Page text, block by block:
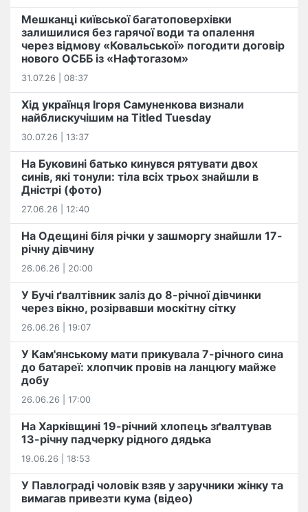
Мешканці київської багатоповерхівки
залишилися без гарячої води та опалення
через відмову «Ковальської» погодити договір
нового ОСББ із «Нафтогазом»
31.07.26 | 08:37
Хід українця Ігоря Самуненкова визнали
найблискучішим на Titled Tuesday
30.07.26 | 13:37
На Буковині батько кинувся рятувати двох
синів, які тонули: тіла всіх трьох знайшли в
Дністрі (фото)
27.06.26 | 12:40
На Одещині біля річки у зашморгу знайшли 17-
річну дівчину
26.06.26 | 20:00
У Бучі ґвалтівник заліз до 8-річної дівчинки
через вікно, розірвавши москітну сітку
26.06.26 | 19:07
У Кам'янському мати прикувала 7-річного сина
до батареї: хлопчик провів на ланцюгу майже
добу
26.06.26 | 17:00
На Харківщині 19-річний хлопець​ ️зґвалтував
13-річну падчерку рідного дядька
19.06.26 | 18:53
У Павлограді чоловік взяв у заручники жінку та
вимагав привезти кума (відео)